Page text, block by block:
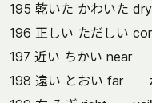
195 乾いた かわいた
196 正しい ただしい
197 近い ちかい near
198 遠い とおい far